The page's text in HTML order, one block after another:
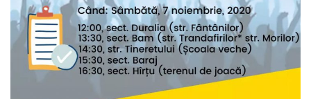
specialitate
SECRETAR
TRANSPARENȚĂ